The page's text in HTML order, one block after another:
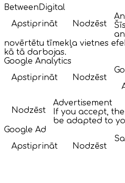
BetweenDigital
Apstiprināt
Nodzēst
novērtētu tīmekļa vietnes
kā tā darbojas.
Google Analytics
Apstiprināt
Nodzēst
Nodzēst
Advertisement
If you accept,
be adapted to
Google Ad
Apstiprināt
Nodzēst